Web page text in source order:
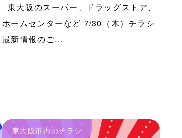
東大阪のスーパー、ドラッグストア、
ホームセンターなど 7/30（木）チラシ
最新情報のご...
東大阪市内のチラシ